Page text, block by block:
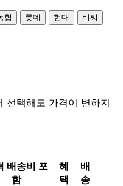
협 롯데 현대
비씨
선택해도 가격이 변하지
배송비 포
함
혜
택
배
송